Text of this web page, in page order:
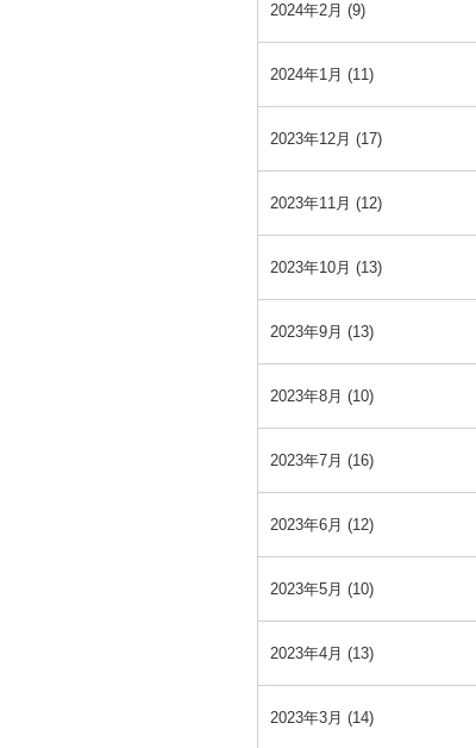
2024年2月 (9)
2024年1月 (11)
2023年12月 (17)
2023年11月 (12)
2023年10月 (13)
2023年9月 (13)
2023年8月 (10)
2023年7月 (16)
2023年6月 (12)
2023年5月 (10)
2023年4月 (13)
2023年3月 (14)